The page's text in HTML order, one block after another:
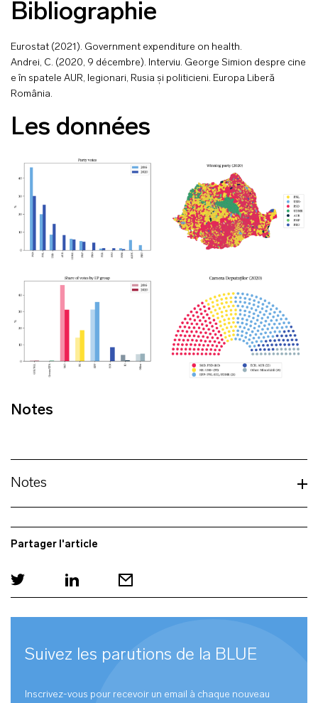
Bibliographie
Eurostat (2021). Government expenditure on health.
Andrei, C. (2020, 9 décembre). Interviu. George Simion despre cine
e în spatele AUR, legionari, Rusia și politicieni. Europa Liberă
România.
Les données
Notes
Notes
Partager l'article
Suivez les parutions de la BLUE
Inscrivez-vous pour recevoir un email à chaque nouveau